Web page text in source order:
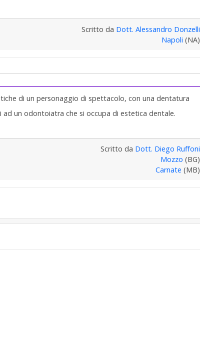
Scritto da Dott. Alessandro Donzelli
Napoli (NA)
di un personaggio di spettacolo, con una dentatura
un odontoiatra che si occupa di estetica dentale.
Scritto da Dott. Diego Ruffoni
Mozzo (BG)
Carnate (MB)